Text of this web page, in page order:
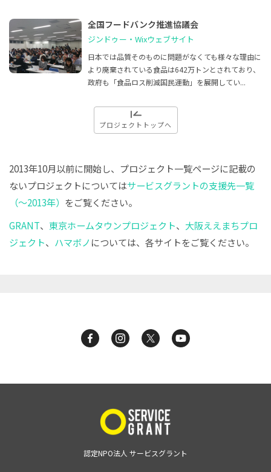
全国フードバンク推進協議会
ジンドゥー・Wixウェブサイト
日本では品質そのものに問題がなくても様々な理由に
より廃棄されている食品は642万トンとされており、
政府も「食品ロス削減国民運動」を展開してい...
プロジェクトトップへ
2013年10月以前に開始し、プロジェクト一覧ページに記載の
ないプロジェクトについてはサービスグラントの支援先一覧
（〜2013年） をご覧ください。
GRANT、 東京ホームタウンプロジェクト、 大阪ええまちプロ
ジェクト、 ハマボノ については、各サイトをご覧ください。
認定NPO法人 サービスグラント